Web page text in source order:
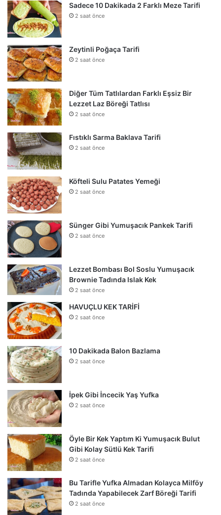
Sadece 10 Dakikada 2 Farklı Meze Tarifi
2 saat önce
Zeytinli Poğaça Tarifi
2 saat önce
Diğer Tüm Tatlılardan Farklı Eşsiz Bir
Lezzet Laz Böreği Tatlısı
2 saat önce
Fıstıklı Sarma Baklava Tarifi
2 saat önce
Köfteli Sulu Patates Yemeği
2 saat önce
Sünger Gibi Yumuşacık Pankek Tarifi
2 saat önce
Lezzet Bombası Bol Soslu Yumuşacık
Brownie Tadında Islak Kek
2 saat önce
HAVUÇLU KEK TARİFİ
2 saat önce
10 Dakikada Balon Bazlama
2 saat önce
İpek Gibi İncecik Yaş Yufka
2 saat önce
Öyle Bir Kek Yaptım Ki Yumuşacık Bulut
Gibi Kolay Sütlü Kek Tarifi
2 saat önce
Bu Tarifle Yufka Almadan Kolayca Milföy
Tadında Yapabilecek Zarf Böreği Tarifi
2 saat önce